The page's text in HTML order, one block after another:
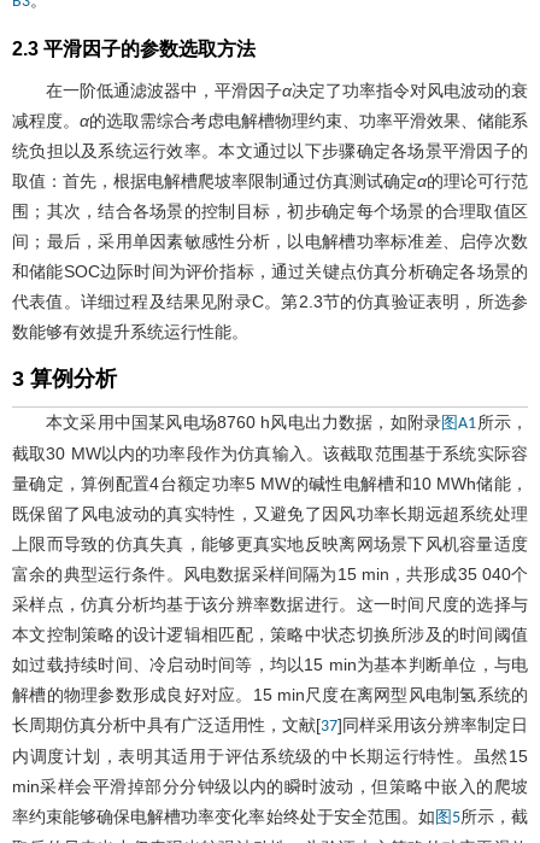
2.3 平滑因子的参数选取方法
在一阶低通滤波器中，平滑因子α决定了功率指令对风电波动的衰
减程度。 α的选取需综合考虑电解槽物理约束、功率平滑效果、储能系
统负担以及系统运行效率。本文通过以下步骤确定各场景平滑因子的
取值：首先，根据电解槽爬坡率限制通过仿真测试确定α的理论可行范
围；其次，结合各场景的控制目标，初步确定每个场景的合理取值区
间；最后，采用单因素敏感性分析，以电解槽功率标准差、启停次数
和储能SOC边际时间为评价指标，通过关键点仿真分析确定各场景的
代表值。详细过程及结果见附录C。第2.3节的仿真验证表明，所选参
数能够有效提升系统运行性能。
3 算例分析
本文采用中国某风电场8760 h风电出力数据，如附录图A1所示，
截取30 MW以内的功率段作为仿真输入。该截取范围基于系统实际容
量确定，算例配置4台额定功率5 MW的碱性电解槽和10 MWh储能，
既保留了风电波动的真实特性，又避免了因风功率长期远超系统处理
上限而导致的仿真失真，能够更真实地反映离网场景下风机容量适度
富余的典型运行条件。风电数据采样间隔为15 min，共形成35 040个
采样点，仿真分析均基于该分辨率数据进行。这一时间尺度的选择与
本文控制策略的设计逻辑相匹配，策略中状态切换所涉及的时间阈值
如过载持续时间、冷启动时间等，均以15 min为基本判断单位，与电
解槽的物理参数形成良好对应。15 min尺度在离网型风电制氢系统的
长周期仿真分析中具有广泛适用性，文献[37]同样采用该分辨率制定日
内调度计划，表明其适用于评估系统级的中长期运行特性。虽然15
min采样会平滑掉部分分钟级以内的瞬时波动，但策略中嵌入的爬坡
率约束能够确保电解槽功率变化率始终处于安全范围。如 图5所示，截